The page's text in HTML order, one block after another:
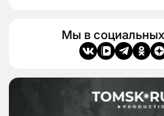
Мы в